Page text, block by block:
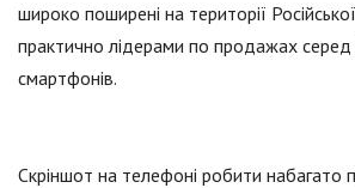
широко поширені на території
практично лідерами по продажах серед
смартфонів.
Скріншот на телефоні робити набагато